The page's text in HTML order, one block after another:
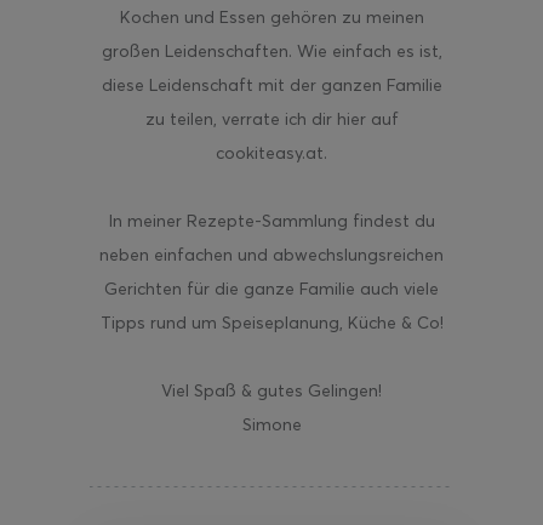
Kochen und Essen gehören zu meinen
großen Leidenschaften. Wie einfach es ist,
diese Leidenschaft mit der ganzen Familie
zu teilen, verrate ich dir hier auf
cookiteasy.at.
In meiner Rezepte-Sammlung findest du
neben einfachen und abwechslungsreichen
Gerichten für die ganze Familie auch viele
Tipps rund um Speiseplanung, Küche & Co!
Viel Spaß & gutes Gelingen!
Simone